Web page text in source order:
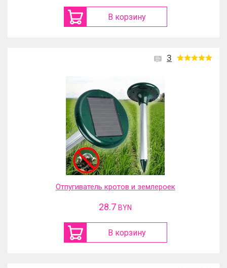
В корзину
3
Отпугиватель кротов и землероек
28.7 BYN
В корзину